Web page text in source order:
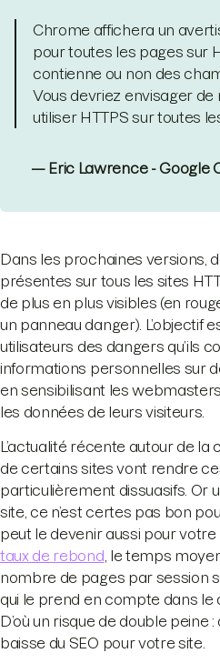
Chrome affichera un
pour toutes les pages sur
contienne ou non des
Vous devriez envisager
utiliser HTTPS sur toutes
— Eric Lawrence - Google
Dans les prochaines versions,
présentes sur tous les sites
de plus en plus visibles (en
un panneau danger). L’objectif
utilisateurs des dangers qu’ils
informations personnelles sur
en sensibilisant les
les données de leurs visiteurs.
L’actualité récente autour de
de certains sites vont rendre
particulièrement dissuasifs. Or
site, ce n’est certes pas bon
peut le devenir aussi pour
taux de rebond , le temps
nombre de pages par session
qui le prend en compte dans le
D’où un risque de double peine
baisse du SEO pour votre site.